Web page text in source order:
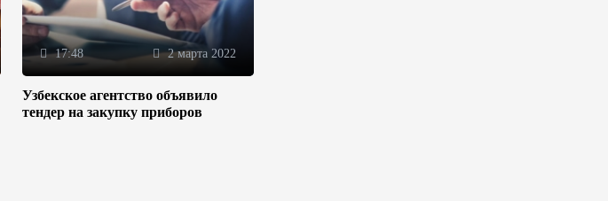
17:48 2 марта 2022
Узбекское агентство объявило
тендер на закупку приборов